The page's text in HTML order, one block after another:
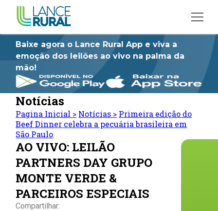
Baixe agora o Lance Rural App e viva a
emoção dos leilões ao vivo na palma da
mão!
Notícias
Pagina Inicial > Notícias > Primeira edição do
Beef Dinner celebra a pecuária brasileira em
São Paulo
AO VIVO: LEILÃO
PARTNERS DAY GRUPO
MONTE VERDE &
PARCEIROS ESPECIAIS
Compartilhar: